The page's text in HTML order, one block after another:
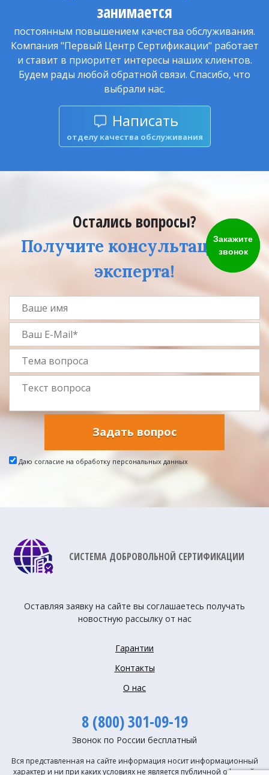
Закажите
звонок
занимается
постоянным повышением качества обслуживания.
Компания "Первый Центр Сертификации" работает
и ставит в приоритет интересы наших клиентов.
Будем рады любой обратной связи. Спасибо, что
выбрали нас.
Написать
отделу качества обслуживания
Остались вопросы?
Получите консультацию у
эксперта!
Задать вопрос
Даю согласие на обработку персональных данных
СИСТЕМА ДОБРОВОЛЬНОЙ СЕРТИФИКАЦИИ
Оставляя заявку на сайте вы соглашаетесь получать
новостную рассылку от нас
Гарантии
Контакты
О нас
8 (800) 301-09-19
Звонок по России бесплатный
Вся представленная на сайте информация носит информационный
характер и ни при каких условиях не является публичной офертой,